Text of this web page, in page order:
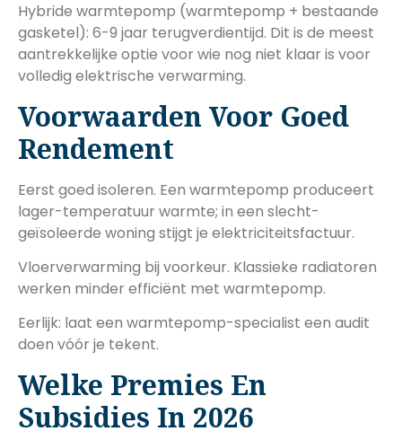
Hybride warmtepomp (warmtepomp + bestaande
gasketel): 6-9 jaar terugverdientijd. Dit is de meest
aantrekkelijke optie voor wie nog niet klaar is voor
volledig elektrische verwarming.
Voorwaarden Voor Goed
Rendement
Eerst goed isoleren. Een warmtepomp produceert
lager-temperatuur warmte; in een slecht-
geïsoleerde woning stijgt je elektriciteitsfactuur.
Vloerverwarming bij voorkeur. Klassieke radiatoren
werken minder efficiënt met warmtepomp.
Eerlijk: laat een warmtepomp-specialist een audit
doen vóór je tekent.
Welke Premies En
Subsidies In 2026